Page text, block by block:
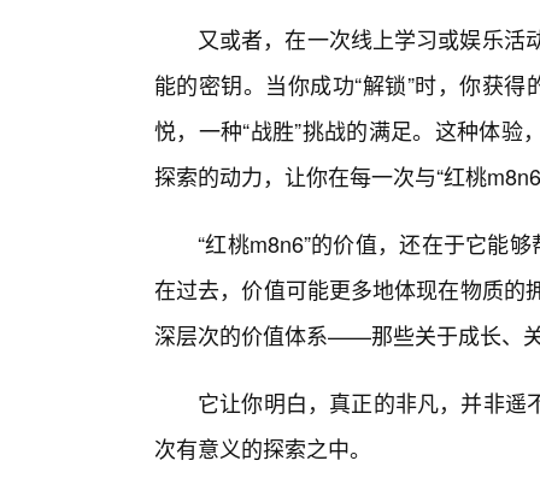
又或者，在一次线上学习或娱乐活
能的密钥。当你成功“解锁”时，你获
悦，一种“战胜”挑战的满足。这种体
探索的动力，让你在每一次与“红桃
“红桃m8n6”的价值，还在于它能
在过去，价值可能更多地体现在物质的
深层次的价值体系——那些关于成长、
它让你明白，真正的非凡，并非
次有意义的探索之中。